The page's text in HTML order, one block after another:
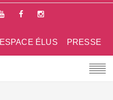
PRESSE
ESPACE ÉLUS